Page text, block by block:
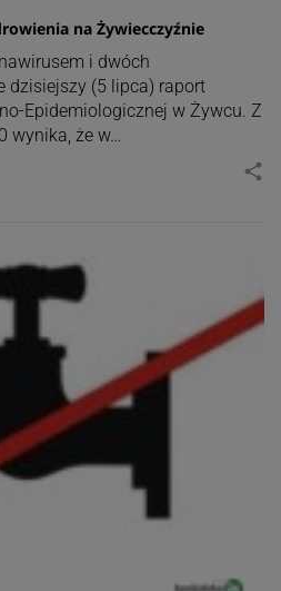
na Żywiecczyźnie
i dwóch
dzisiejszy (5 lipca) raport
Epidemiologicznej w Żywcu. Z
że w…
share